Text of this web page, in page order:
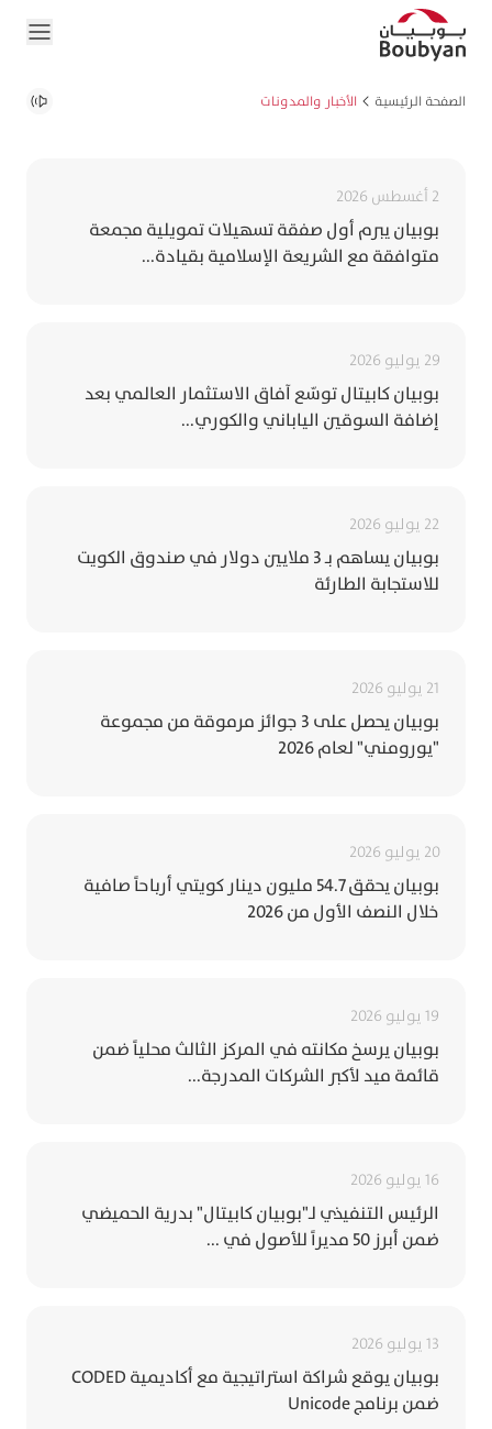
الصفحة الرئيسية الأخبار والمدونات
2 أغسطس 2026
بوبيان يبرم أول صفقة تسهيلات تمويلية مجمعة
متوافقة مع الشريعة الإسلامية بقيادة...
29 يوليو 2026
بوبيان كابيتال توسّع آفاق الاستثمار العالمي بعد
إضافة السوقين الياباني والكوري...
22 يوليو 2026
بوبيان يساهم بـ 3 ملايين دولار في صندوق الكويت
للاستجابة الطارئة
21 يوليو 2026
بوبيان يحصل على 3 جوائز مرموقة من مجموعة
"يورومني" لعام 2026
20 يوليو 2026
بوبيان يحقق 54.7 مليون دينار كويتي أرباحاً صافية
خلال النصف الأول من 2026
19 يوليو 2026
بوبيان يرسخ مكانته في المركز الثالث محلياً ضمن
قائمة ميد لأكبر الشركات المدرجة...
16 يوليو 2026
الرئيس التنفيذي لـ"بوبيان كابيتال" بدرية الحميضي
ضمن أبرز 50 مديراً للأصول في ...
13 يوليو 2026
بوبيان يوقع شراكة استراتيجية مع أكاديمية CODED
ضمن برنامج Unicode